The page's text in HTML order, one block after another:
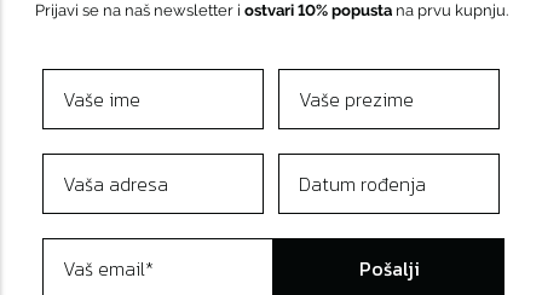
Prijavi se na naš newsletter i ostvari 10% popustana prvu kupnju.
Pošalji